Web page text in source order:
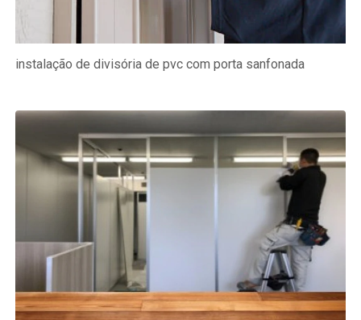
instalação de divisória de pvc com porta sanfonada